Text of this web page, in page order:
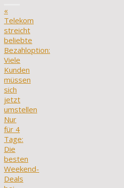
«
Telekom
streicht
beliebte
Bezahloption:
Viele
Kunden
müssen
sich
jetzt
umstellen
Nur
für 4
Tage:
Die
besten
Weekend-
Deals